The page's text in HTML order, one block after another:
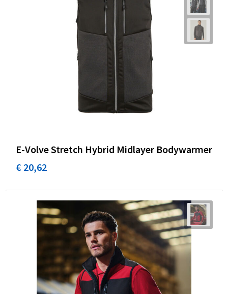
E-Volve Stretch Hybrid Midlayer Bodywarmer
€ 20,62